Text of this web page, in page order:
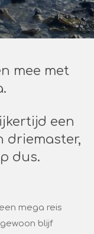
mee met
een
driemaster,
dus.
mega reis
blijf